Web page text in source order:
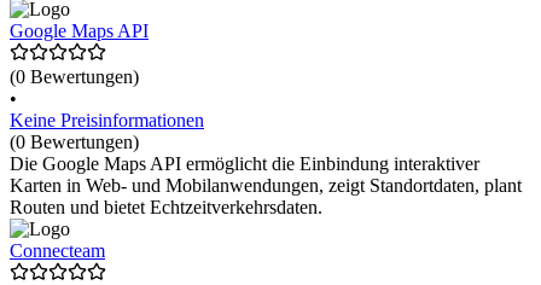
Google Maps API
(0 Bewertungen)
•
Keine Preisinformationen
(0 Bewertungen)
Die Google Maps API ermöglicht die Einbindung interaktiver
Karten in Web- und Mobilanwendungen, zeigt Standortdaten, plant
Routen und bietet Echtzeitverkehrsdaten.
Connecteam